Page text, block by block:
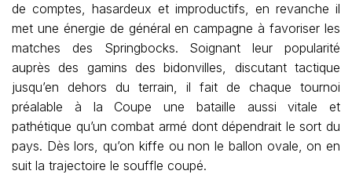
de comptes, hasardeux et improductifs, en revanche il
met une énergie de général en campagne à favoriser les
matches des Springbocks. Soignant leur popularité
auprès des gamins des bidonvilles, discutant tactique
jusqu’en dehors du terrain, il fait de chaque tournoi
préalable à la Coupe une bataille aussi vitale et
pathétique qu’un combat armé dont dépendrait le sort du
pays. Dès lors, qu’on kiffe ou non le ballon ovale, on en
suit la trajectoire le souffle coupé.